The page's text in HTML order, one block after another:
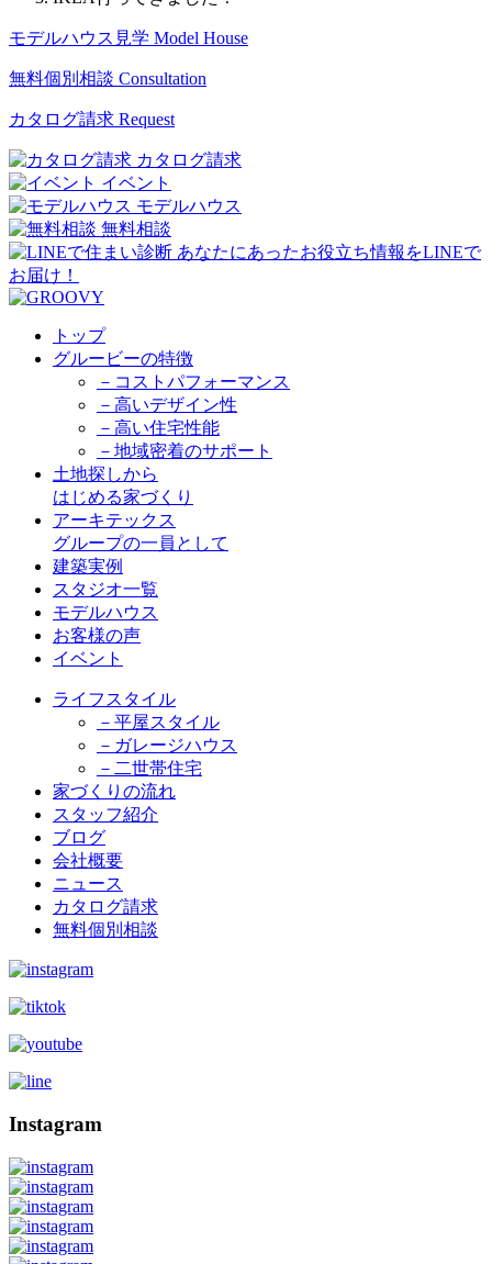
モデルハウス見学 Model House
無料個別相談 Consultation
カタログ請求 Request
カタログ請求
イベント
モデルハウス
無料相談
トップ
グルービーの特徴
－コストパフォーマンス
－高いデザイン性
－高い住宅性能
－地域密着のサポート
土地探しから
はじめる家づくり
アーキテックス
グループの一員として
建築実例
スタジオ一覧
モデルハウス
お客様の声
イベント
ライフスタイル
－平屋スタイル
－ガレージハウス
－二世帯住宅
家づくりの流れ
スタッフ紹介
ブログ
会社概要
ニュース
カタログ請求
無料個別相談
Instagram